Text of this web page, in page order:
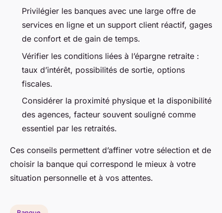
Privilégier les banques avec une large offre de
services en ligne et un support client réactif, gages
de confort et de gain de temps.
Vérifier les conditions liées à l’épargne retraite :
taux d’intérêt, possibilités de sortie, options
fiscales.
Considérer la proximité physique et la disponibilité
des agences, facteur souvent souligné comme
essentiel par les retraités.
Ces conseils permettent d’affiner votre sélection et de
choisir la banque qui correspond le mieux à votre
situation personnelle et à vos attentes.